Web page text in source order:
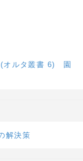
(オルタ叢書 6) 園
解決策